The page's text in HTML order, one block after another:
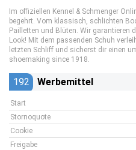
Im offiziellen Kennel & Schmenger
begehrt. Vom klassisch, schlichten
Pailletten und Blüten. Wir garantieren
Look! Mit dem passenden Schuh
letzten Schliff und sicherst dir einen
shoemaking since 1918.
192 Werbemittel
Start
Stornoquote
Cookie
Freigabe